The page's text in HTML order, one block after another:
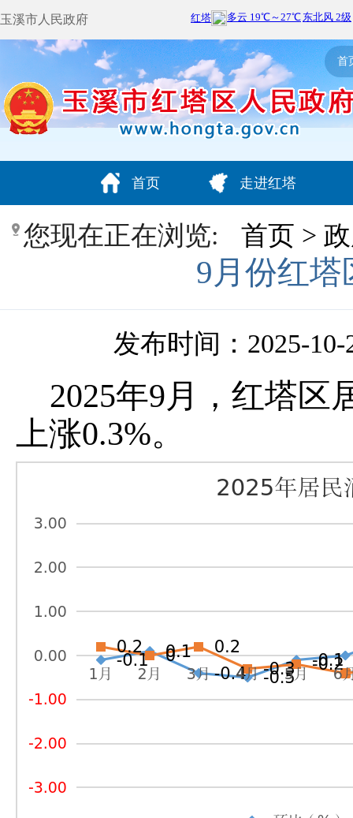
玉溪市人民政府
首
首页 走进红塔
您现在正在浏览: 首页 >
9月份红塔
发布时间：2025-10-
2025年9月，红塔区
上涨0.3%。